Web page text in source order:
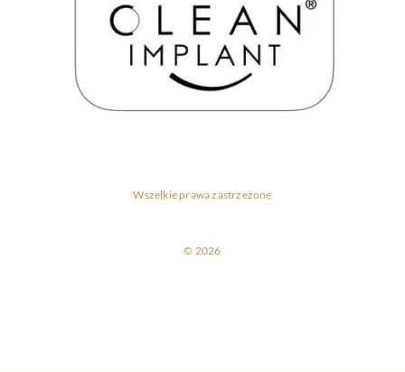
Wszelkie prawa zastrzeżone
© 2026